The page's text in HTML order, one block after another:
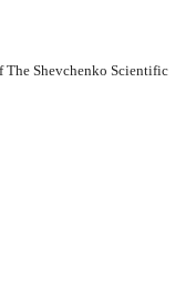
The Shevchenko Scientific